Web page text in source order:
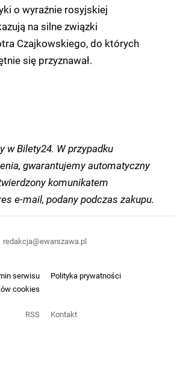
o wyraźnie rosyjskiej
na silne związki
Czajkowskiego, do których
się przyznawał.
w Bilety24. W przypadku
gwarantujemy automatyczny
komunikatem
e-mail, podany podczas zakupu.
serwisu
Polityka prywatności
cookies
RSS Kontakt
redakcja@ewarszawa.pl